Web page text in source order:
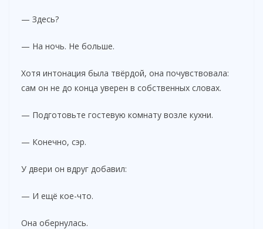
— Здесь?
— На ночь. Не больше.
Хотя интонация была твёрдой, она почувствовала:
сам он не до конца уверен в собственных словах.
— Подготовьте гостевую комнату возле кухни.
— Конечно, сэр.
У двери он вдруг добавил:
— И ещё кое-что.
Она обернулась.